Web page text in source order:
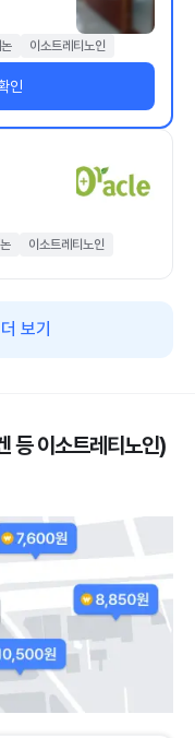
이소트레티노인
인
이소트레티노인
보기
등 이소트레티노인)